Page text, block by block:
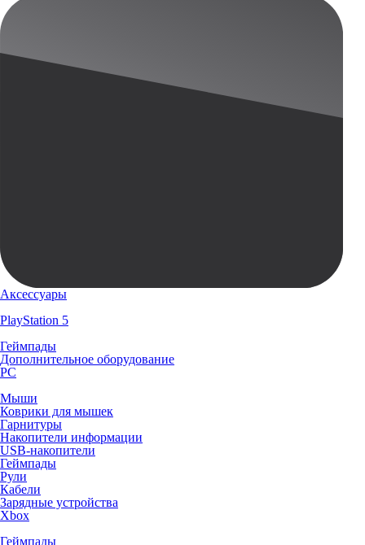
Аксессуары
PlayStation 5
Геймпады
Дополнительное оборудование
PC
Мыши
Коврики для мышек
Гарнитуры
Накопители информации
USB-накопители
Геймпады
Рули
Кабели
Зарядные устройства
Xbox
Геймпады